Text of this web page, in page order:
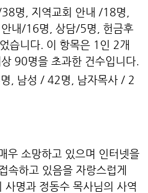
명, 지역교회 안내 /18명,
내/16명, 상담/5명, 헌금후
습니다. 이 항목은 1인 2개
90명을 초과한 건수입니다.
, 남성 / 42명, 남자목사 / 2
우 소망하고 있으며 인터넷을
속하고 있음을 자랑스럽게
사명과 정동수 목사님의 사역